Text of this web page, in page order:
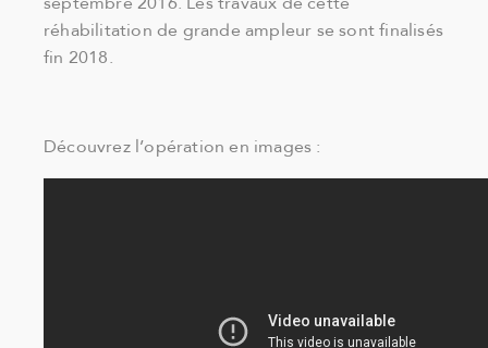
réhabilitation de grande ampleur se sont finalisés
fin 2018.
Découvrez l’opération en images :